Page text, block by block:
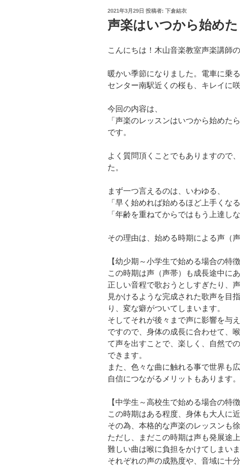
投
日:
2021年3月29日 投稿者: 下倉結衣
声楽はいつから始め
こんにちは！木山音楽教室声楽講師
暖かい季節になりました。電車に乗
センター南駅近くの桜も、キレイに
今回の内容は、
「声楽のレッスンはいつから始めた
です。
よく質問頂くことでもありますので
た。
まず一つ言えるのは、いわゆる、
「早く始めれば始めるほど上手くな
「年齢を重ねてからではもう上達し
その理由は、始める時期による声（
【幼少期～小学生で始める場合の特徴
この時期は声（声帯）も成長途中にあ
正しい音程で歌おうとしすぎたり、
見かけるような完成された歌声を目
り、変な癖がついてしまいます。
そしてそれが後々まで声に影響を与
ですので、身体の成長に合わせて、
て声を出すことで、楽しく、自然で
できます。
また、色々な曲に触れる事で世界も
自信につながるメリットもあります。
【中学生～高校生で始める場合の特徴
この時期はある程度、身体も大人に
その為、本格的な声楽のレッスンも
ただし、まだこの時期は声も発展途
難しい曲は喉に負担をかけてしまいま
それぞれの声の成熟度や、音域に十